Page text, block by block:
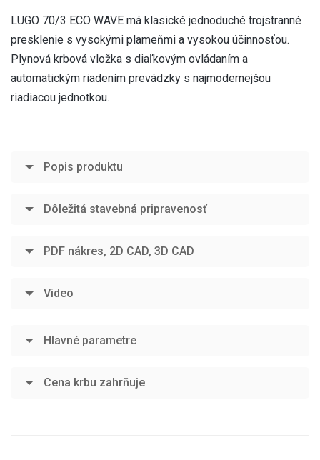
LUGO 70/3 ECO WAVE má klasické jednoduché trojstranné
presklenie s vysokými plameňmi a vysokou účinnosťou.
Plynová krbová vložka s diaľkovým ovládaním a
automatickým riadením prevádzky s najmodernejšou
riadiacou jednotkou.
Popis produktu
Dôležitá stavebná pripravenosť
PDF nákres, 2D CAD, 3D CAD
Video
Hlavné parametre
Cena krbu zahrňuje